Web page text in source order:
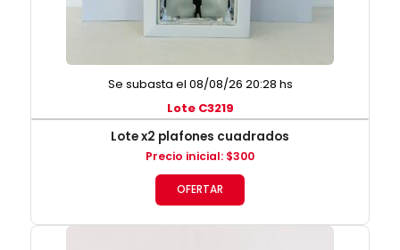
Se subasta el 08/08/26 20:28 hs
Lote C3219
Lote x2 plafones cuadrados
Precio inicial: $300
OFERTAR